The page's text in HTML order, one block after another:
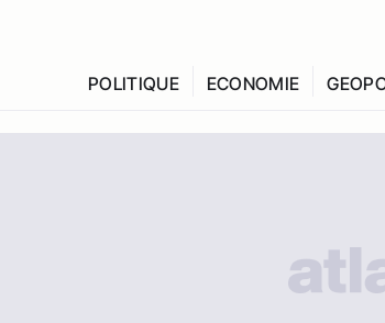
POLITIQUE ECONOMIE